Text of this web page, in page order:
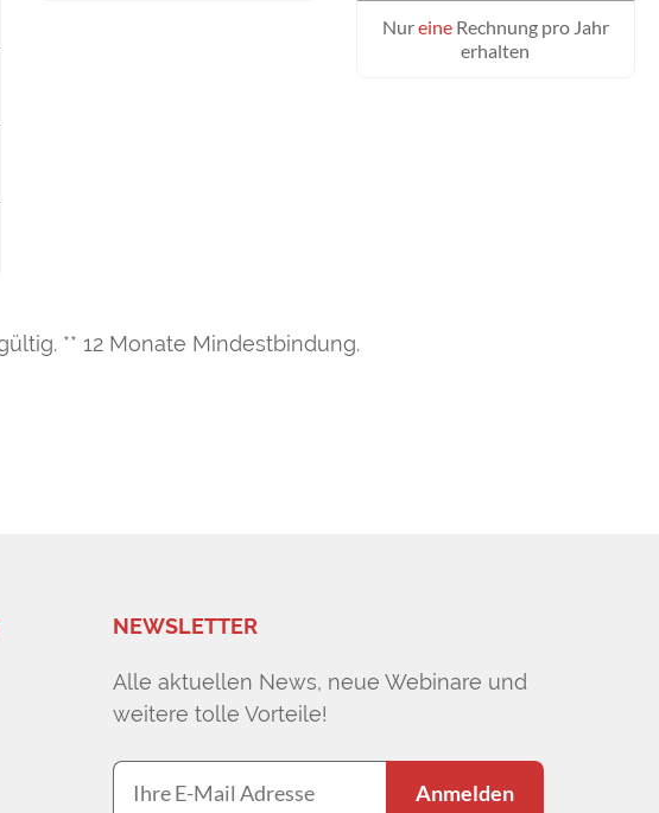
NureineRechnung pro Jahr
erhalten
** 12 Monate Mindestbindung.
NEWSLETTER
Alle aktuellen News, neue Webinare und
weitere tolle Vorteile!
Anmelden